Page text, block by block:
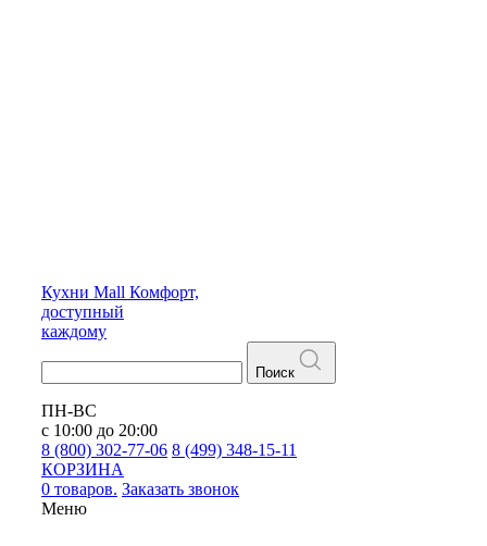
Кухни Mall Комфорт,
доступный
каждому
Поиск
ПН-ВС
с 10:00 до 20:00
8 (800) 302-77-06 8 (499) 348-15-11
КОРЗИНА
0 товаров. Заказать звонок
Меню